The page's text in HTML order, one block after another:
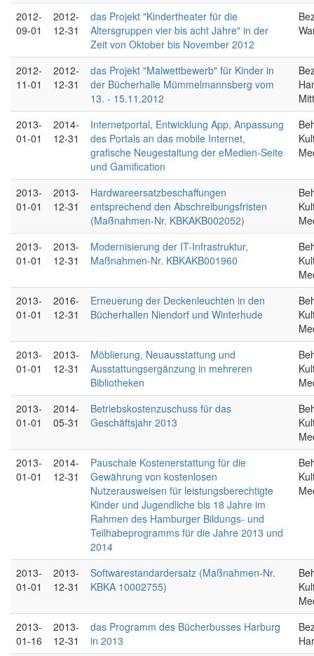
2012-
09-01
2012-
12-31
das Projekt "Kindertheater für die
Altersgruppen vier bis acht Jahre" in der
Zeit von Oktober bis November 2012
2012-
11-01
2012-
12-31
das Projekt "Malwettbewerb" für Kinder in
der Bücherhalle Mümmelmannsberg vom
13. - 15.11.2012
2013-
01-01
2014-
12-31
Internetportal, Entwicklung App, Anpassung
des Portals an das mobile Internet,
grafische Neugestaltung der eMedien-Seite
und Gamification
2013-
01-01
2013-
12-31
Hardwareersatzbeschaffungen
entsprechend den Abschreibungsfristen
(Maßnahmen-Nr. KBKAKB002052)
2013-
01-01
2013-
12-31
Modernisierung der IT-Infrastruktur,
Maßnahmen-Nr. KBKAKB001960
2013-
01-01
2016-
12-31
Erneuerung der Deckenleuchten in den
Bücherhallen Niendorf und Winterhude
2013-
01-01
2013-
12-31
Möblierung, Neuausstattung und
Ausstattungsergänzung in mehreren
Bibliotheken
2013-
01-01
2014-
05-31
Betriebskostenzuschuss für das
Geschäftsjahr 2013
2013-
01-01
2014-
12-31
Pauschale Kostenerstattung für die
Gewährung von kostenlosen
Nutzerausweisen für leistungsberechtigte
Kinder und Jugendliche bis 18 Jahre im
Rahmen des Hamburger Bildungs- und
Teilhabeprogramms für die Jahre 2013 und
2014
2013-
01-01
2013-
12-31
Softwarestandardersatz (Maßnahmen-Nr.
KBKA 10002755)
2013-
01-16
2013-
12-31
das Programm des Bücherbusses Harburg
in 2013